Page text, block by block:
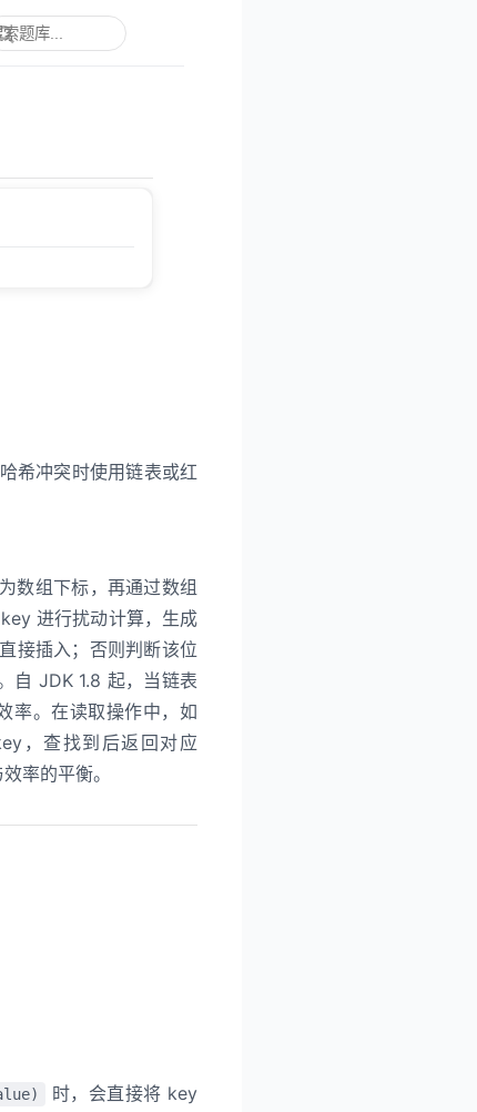
希冲突时使用链表或红
数组下标，再通过数组
进行扰动计算，生成
接插入；否则判断该位
自 JDK 1.8 起，当链表
率。在读取操作中，如
，查找到后返回对应
率的平衡。
时，会直接将 key